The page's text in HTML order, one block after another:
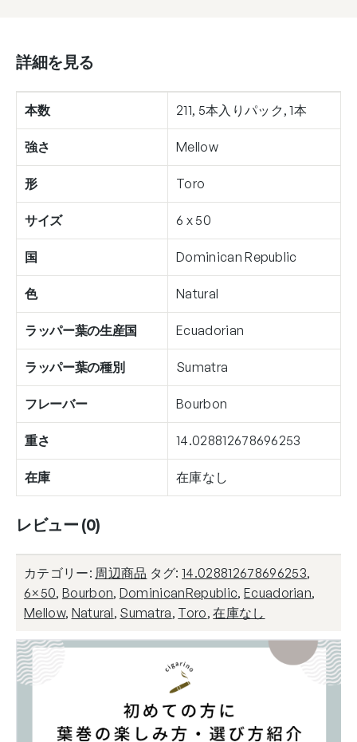
詳細を見る
本数 211, 5本入りパック, 1本
強さ Mellow
形 Toro
サイズ 6 x 50
国 Dominican Republic
色 Natural
ラッパー葉の生産国 Ecuadorian
ラッパー葉の種別 Sumatra
フレーバー Bourbon
重さ 14.028812678696253
在庫 在庫なし
レビュー (0)
カテゴリー: 周辺商品 タグ:14.028812678696253,
6×50, Bourbon, DominicanRepublic, Ecuadorian,
Mellow, Natural, Sumatra, Toro,在庫なし